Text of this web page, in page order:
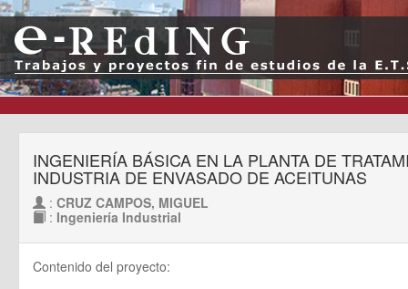
INGENIERÍA BÁSICA EN LA PLANTA DE
INDUSTRIA DE ENVASADO DE ACEITUNAS
: CRUZ CAMPOS, MIGUEL
: Ingeniería Industrial
Contenido del proyecto: